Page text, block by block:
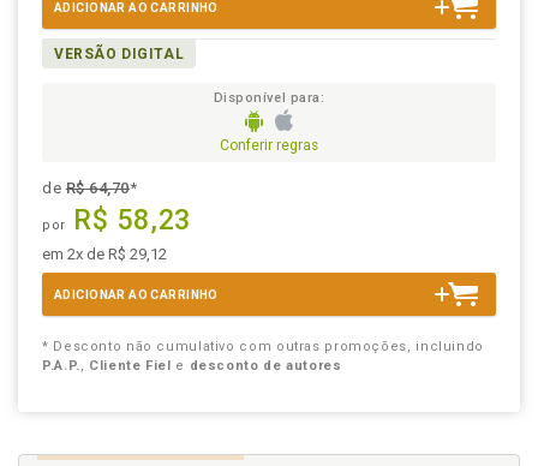
ADICIONAR AO CARRINHO
VERSÃO DIGITAL
Disponível para:
Conferir regras
deR$ 64,70*
por R$ 58,23
em 2x de R$ 29,12
ADICIONAR AO CARRINHO
* Desconto não cumulativo com outras promoções, incluindo
P.A.P., Cliente Fiel e desconto de autores